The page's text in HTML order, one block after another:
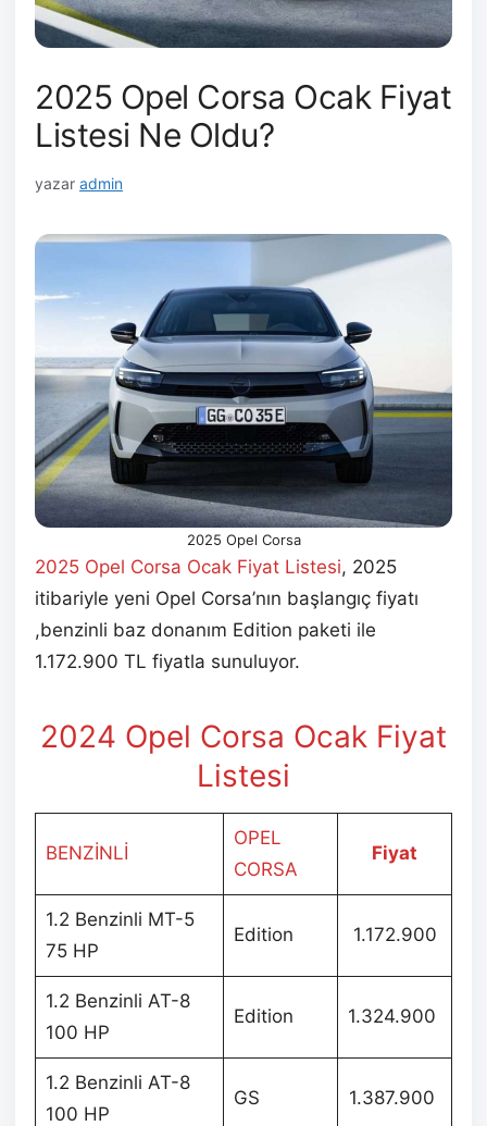
2025 Opel Corsa Ocak Fiyat
Listesi Ne Oldu?
yazar admin
2025 Opel Corsa
2025 Opel Corsa Ocak Fiyat Listesi, 2025
itibariyle yeni Opel Corsa’nın başlangıç fiyatı
,benzinli baz donanım Edition paketi ile
1.172.900 TL fiyatla sunuluyor.
2024 Opel Corsa Ocak Fiyat
Listesi
BENZİNLİ
OPEL
CORSA
Fiyat
1.2 Benzinli MT-5
75 HP
Edition 1.172.900
1.2 Benzinli AT-8
100 HP
Edition 1.324.900
1.2 Benzinli AT-8
100 HP
GS 1.387.900